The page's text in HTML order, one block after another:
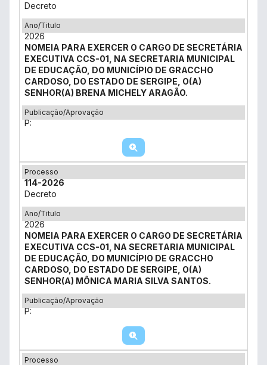
Decreto
Ano/Titulo
2026
NOMEIA PARA EXERCER O CARGO DE SECRETÁRIA
EXECUTIVA CCS-01, NA SECRETARIA MUNICIPAL
DE EDUCAÇÃO, DO MUNICÍPIO DE GRACCHO
CARDOSO, DO ESTADO DE SERGIPE, O(A)
SENHOR(A) BRENA MICHELY ARAGÃO.
Publicação/Aprovação
P:
Processo
114-2026
Decreto
Ano/Titulo
2026
NOMEIA PARA EXERCER O CARGO DE SECRETÁRIA
EXECUTIVA CCS-01, NA SECRETARIA MUNICIPAL
DE EDUCAÇÃO, DO MUNICÍPIO DE GRACCHO
CARDOSO, DO ESTADO DE SERGIPE, O(A)
SENHOR(A) MÔNICA MARIA SILVA SANTOS.
Publicação/Aprovação
P:
Processo